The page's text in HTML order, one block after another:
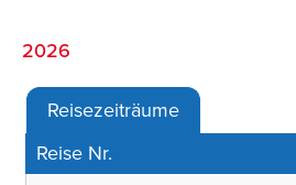
2026
Reisezeiträume
Reise Nr.